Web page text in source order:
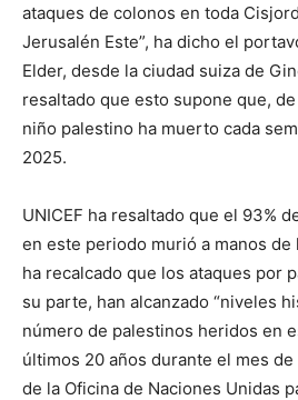
ataques de colonos en toda
Jerusalén Este”, ha dicho el
Elder, desde la ciudad suiza de
resaltado que esto supone que,
niño palestino ha muerto cada
2025.
UNICEF ha resaltado que el 93%
en este periodo murió a manos
ha recalcado que los ataques por
su parte, han alcanzado “niveles
número de palestinos heridos en
últimos 20 años durante el mes
de la Oficina de Naciones Unidas